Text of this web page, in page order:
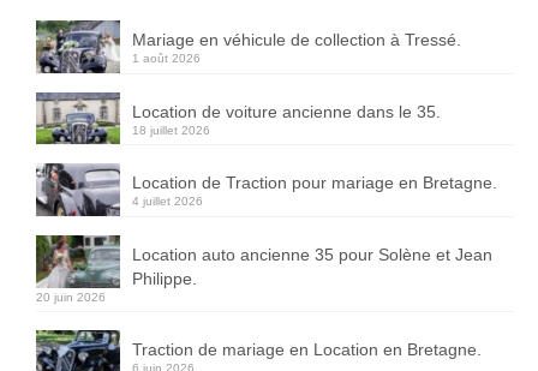
Mariage en véhicule de collection à Tressé.
1 août 2026
Location de voiture ancienne dans le 35.
18 juillet 2026
Location de Traction pour mariage en Bretagne.
4 juillet 2026
Location auto ancienne 35 pour Solène et Jean
Philippe.
20 juin 2026
Traction de mariage en Location en Bretagne.
6 juin 2026